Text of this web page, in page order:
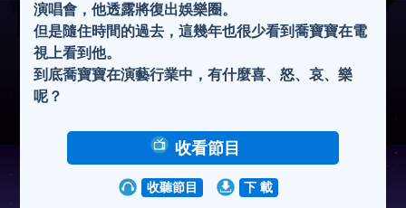
演唱會，他透露將復出娛樂圈。
但是隨住時間的過去，這幾年也很少看到喬寶寶在電
視上看到他。
到底喬寶寶在演藝行業中，有什麼喜、怒、哀、樂
呢？
收看節目
收聽節目 下 載